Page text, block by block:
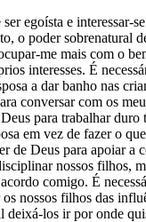
egoísta e interessar-
o poder sobrenatural
me mais com o
interesses. É
a dar banho nas
conversar com os
para trabalhar duro
em vez de fazer o
de Deus para apoiar a
nossos filhos,
comigo. É
nossos filhos das
deixá-los ir por onde